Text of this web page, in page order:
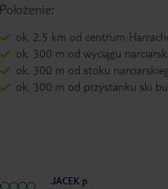
Położenie:
ok. 2,5 km od centrum
ok. 300 m od wyciągu
ok. 300 m od stoku
ok. 300 m od przystanku ski
JACEK p